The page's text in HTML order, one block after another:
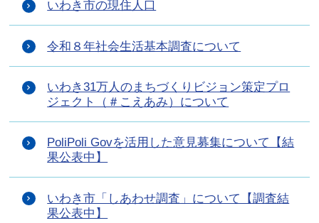
いわき市の現住人口
令和８年社会生活基本調査について
いわき31万人のまちづくりビジョン策定プロ
ジェクト（＃こえあみ）について
PoliPoli Govを活用した意見募集について【結
果公表中】
いわき市「しあわせ調査」について【調査結
果公表中】